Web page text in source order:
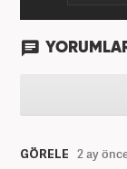
GÖRELE 2 ay